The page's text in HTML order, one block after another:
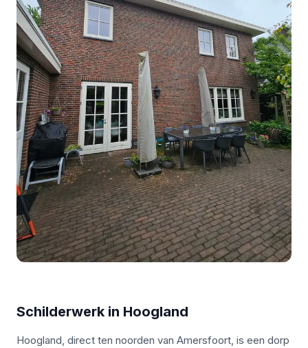
Schilderwerk in Hoogland
Hoogland, direct ten noorden van Amersfoort, is een dorp